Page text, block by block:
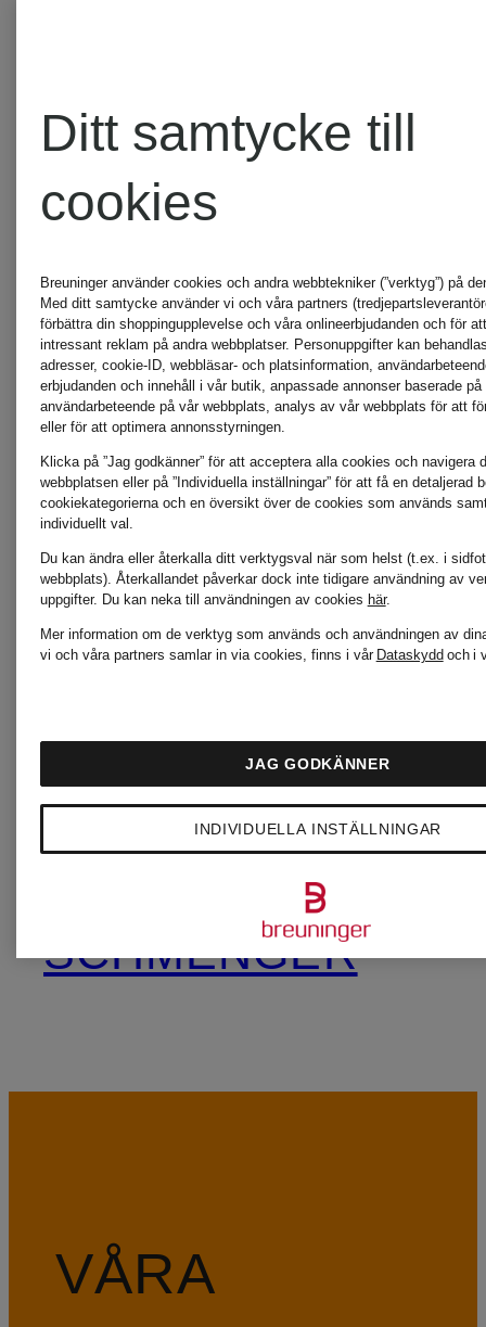
ANTWERP
Grace
HERZEN'S
ANGELEGENHEIT
INUIKII
Jellycat
Ribkoff
SCHMENGER
D'OR
ROSSI
RINO &
PELLE
SKIMS
& Soul
VÅRA
Ditt samtycke till
cookies
Breuninger använder cookies och andra webbtekniker (”verktyg”) på
Med ditt samtycke använder vi och våra partners
förbättra din shoppingupplevelse och våra onlineerbjudanden och för
intressant reklam på andra webbplatser. Personuppgifter kan
adresser, cookie-ID, webbläsar- och platsinformation,
erbjudanden och innehåll i vår butik, anpassade annonser baserade på
användarbeteende på vår webbplats, analys av vår webbplats för att
eller för att optimera annonsstyrningen.
Klicka på ”Jag godkänner” för att acceptera alla cookies och navigera
webbplatsen eller på ”Individuella inställningar” för att få en detaljerad
cookiekategorierna och en översikt över de cookies som används
individuellt val.
Du kan ändra eller återkalla ditt verktygsval när som helst (t.ex. i
webbplats). Återkallandet påverkar dock inte tidigare användning av
uppgifter. Du kan neka till användningen av cookies här.
Mer information om de verktyg som används och användningen av
vi och våra partners samlar in via cookies, finns i vår Dataskydd och i
INDIVIDUELLA INSTÄLLNINGAR
JAG GODKÄNNER